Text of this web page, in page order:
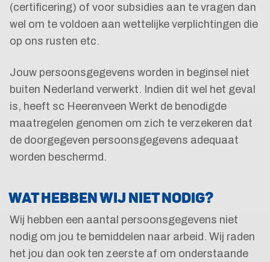
(certificering) of voor subsidies aan te vragen dan
wel om te voldoen aan wettelijke verplichtingen die
op ons rusten etc.
Jouw persoonsgegevens worden in beginsel niet
buiten Nederland verwerkt. Indien dit wel het geval
is, heeft sc Heerenveen Werkt de benodigde
maatregelen genomen om zich te verzekeren dat
de doorgegeven persoonsgegevens adequaat
worden beschermd.
WAT HEBBEN WIJ NIET NODIG?
Wij hebben een aantal persoonsgegevens niet
nodig om jou te bemiddelen naar arbeid. Wij raden
het jou dan ook ten zeerste af om onderstaande